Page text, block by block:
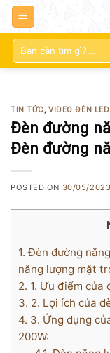
Tìm
kiếm:
TIN TỨC,VIDEO ĐÈN LED
Đèn đường
Đèn đường
POSTED ON 30/05/2023
1. Đèn đường
năng lượng mặt
2. 1. Ưu điểm của
3. 2. Lợi ích của
4. 3. Ứng dụng
200W: